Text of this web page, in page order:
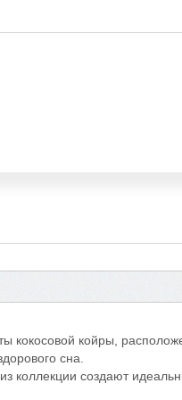
кокосовой койры,
сна.
коллекции создают